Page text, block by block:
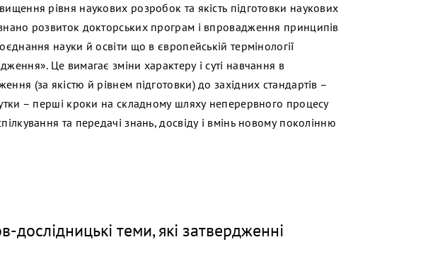
рівня наукових розробок та якість підготовки наукових
розвиток докторських програм і впровадження принципів
науки й освіти що в європейській термінології
Це вимагає зміни характеру і суті навчання в
(за якістю й рівнем підготовки) до західних стандартів –
– перші кроки на складному шляху неперервного процесу
та передачі знань, досвіду і вмінь новому поколінню
теми, які затвердженні